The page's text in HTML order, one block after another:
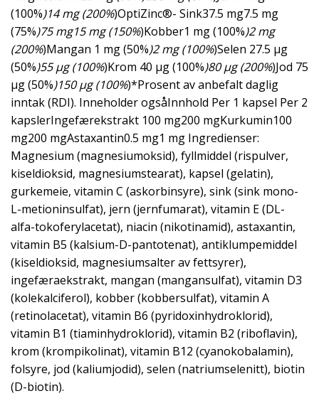
(100%)14 mg (200%)OptiZinc®- Sink37.5 mg7.5 mg
(75%)75 mg15 mg (150%)Kobber1 mg (100%)2 mg
(200%)Mangan 1 mg (50%)2 mg (100%)Selen 27.5 µg
(50%)55 µg (100%)Krom 40 µg (100%)80 µg (200%)Jod 75
µg (50%)150 µg (100%)*Prosent av anbefalt daglig
inntak (RDI). Inneholder ogsåInnhold Per 1 kapsel Per 2
kapslerIngefærekstrakt 100 mg200 mgKurkumin100
mg200 mgAstaxantin0.5 mg1 mg Ingredienser:
Magnesium (magnesiumoksid), fyllmiddel (rispulver,
kiseldioksid, magnesiumstearat), kapsel (gelatin),
gurkemeie, vitamin C (askorbinsyre), sink (sink mono-
L-metioninsulfat), jern (jernfumarat), vitamin E (DL-
alfa-tokoferylacetat), niacin (nikotinamid), astaxantin,
vitamin B5 (kalsium-D-pantotenat), antiklumpemiddel
(kiseldioksid, magnesiumsalter av fettsyrer),
ingefæraekstrakt, mangan (mangansulfat), vitamin D3
(kolekalciferol), kobber (kobbersulfat), vitamin A
(retinolacetat), vitamin B6 (pyridoxinhydroklorid),
vitamin B1 (tiaminhydroklorid), vitamin B2 (riboflavin),
krom (krompikolinat), vitamin B12 (cyanokobalamin),
folsyre, jod (kaliumjodid), selen (natriumselenitt), biotin
(D-biotin).